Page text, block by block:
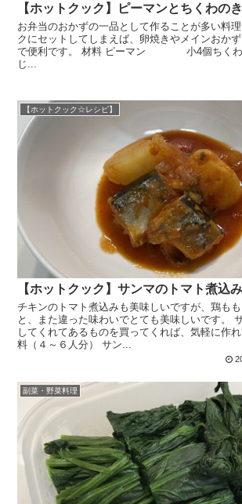
【ホットクック】ピーマンとちくわの
お弁当のおかずの一品として作ることが多い料
クにセットしてしまえば、卵焼きやメインおか
で便利です。 材料 ピーマン 小4個
じ...
【ホットクック☆レシピ】
【ホットクック】サンマのトマト煮込
チキンのトマト煮込みも美味しいですが、鶏も
と、また違った味わいでとても美味しいです。
してくれてあるものを買ってくれば、気軽に作
料（４～６人分） サン...
副菜・野菜料理